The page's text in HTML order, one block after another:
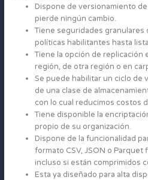
Dispone de versionamiento
pierde ningún cambio.
Tiene seguridades
políticas habilitantes hasta
Tiene la opción de replicación
región, de otra región o en
Se puede habilitar un ciclo de
de una clase de
con lo cual reducimos costos
Tiene disponible la
propio de su organización.
Dispone de la funcionalidad
formato CSV, JSON o Parquet
incluso si están comprimidos
Esta ya diseñado para alta